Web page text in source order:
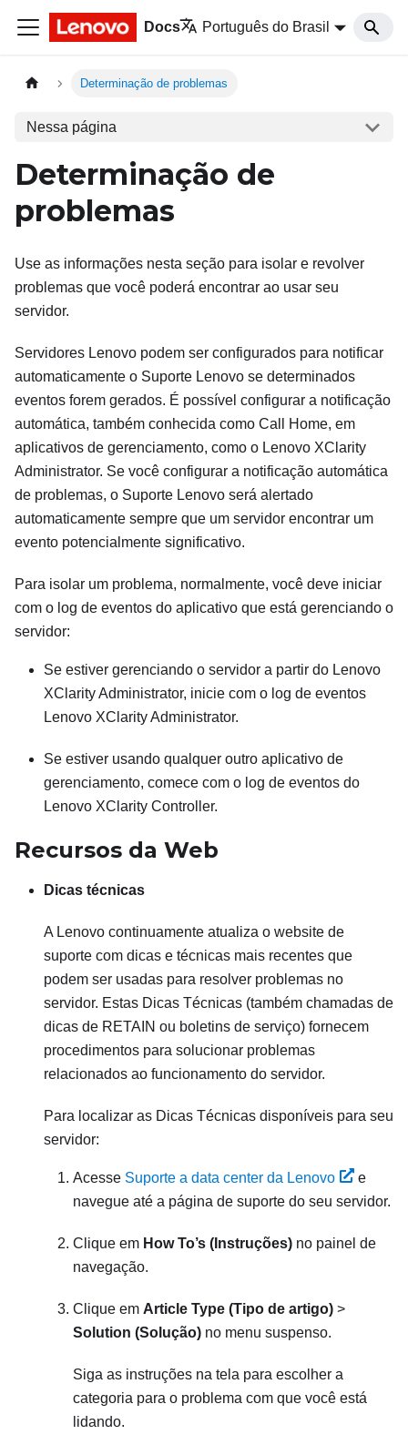
Docs Português do Brasil
Determinação de problemas
Nessa página
Determinação de
problemas
Use as informações nesta seção para isolar e revolver
problemas que você poderá encontrar ao usar seu
servidor.
Servidores Lenovo podem ser configurados para notificar
automaticamente o Suporte Lenovo se determinados
eventos forem gerados. É possível configurar a notificação
automática, também conhecida como Call Home, em
aplicativos de gerenciamento, como o Lenovo XClarity
Administrator. Se você configurar a notificação automática
de problemas, o Suporte Lenovo será alertado
automaticamente sempre que um servidor encontrar um
evento potencialmente significativo.
Para isolar um problema, normalmente, você deve iniciar
com o log de eventos do aplicativo que está gerenciando o
servidor:
Se estiver gerenciando o servidor a partir do Lenovo
XClarity Administrator, inicie com o log de eventos
Lenovo XClarity Administrator.
Se estiver usando qualquer outro aplicativo de
gerenciamento, comece com o log de eventos do
Lenovo XClarity Controller.
Recursos da Web
Dicas técnicas
A Lenovo continuamente atualiza o website de
suporte com dicas e técnicas mais recentes que
podem ser usadas para resolver problemas no
servidor. Estas Dicas Técnicas (também chamadas de
dicas de RETAIN ou boletins de serviço) fornecem
procedimentos para solucionar problemas
relacionados ao funcionamento do servidor.
Para localizar as Dicas Técnicas disponíveis para seu
servidor:
Acesse Suporte a data center da Lenovo
e
navegue até a página de suporte do seu servidor.
Clique em How To’s (Instruções) no painel de
navegação.
Clique em Article Type (Tipo de artigo) >
Solution (Solução) no menu suspenso.
Siga as instruções na tela para escolher a
categoria para o problema com que você está
lidando.